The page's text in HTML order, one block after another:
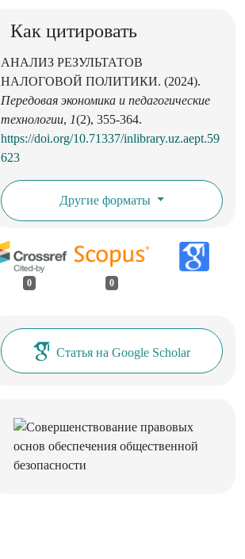
Как цитировать
АНАЛИЗ РЕЗУЛЬТАТОВ
НАЛОГОВОЙ ПОЛИТИКИ. (2024).
Передовая экономика и педагогические
технологии, 1(2), 355-364.
https://doi.org/10.71337/inlibrary.uz.aept.59
623
Другие форматы
0 0
Статья на Google Scholar